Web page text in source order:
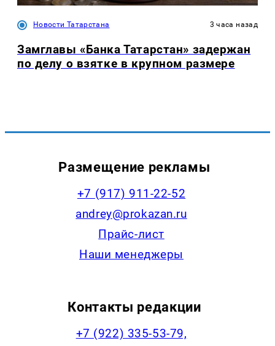
Новости Татарстана 3 часа назад
Замглавы «Банка Татарстан» задержан
по делу о взятке в крупном размере
Размещение рекламы
+7 (917) 911-22-52
andrey@prokazan.ru
Прайс-лист
Наши менеджеры
Контакты редакции
+7 (922) 335-53-79,